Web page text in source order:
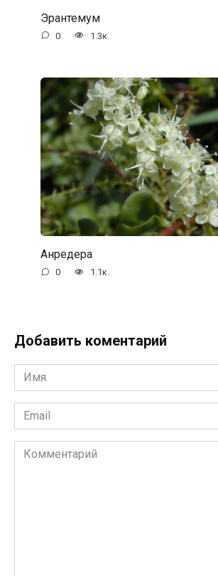
Эрантемум
0 1.3к.
Анредера
0 1.1к.
Добавить коментарий
Имя
*
Email
*
Комментарий